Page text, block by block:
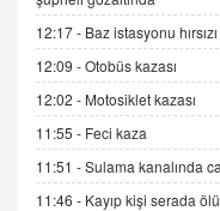
Esed
Sednaya
11.12.2024
DR.
Gerçek
19.07.2025
12:17 - Baz istasyonu
12:09 -Otobüs kazası
12:02 - Motosiklet kazası
11:55 - Feci kaza
11:51 -Sulama kanalında
11:46 - Kayıp kişi serada